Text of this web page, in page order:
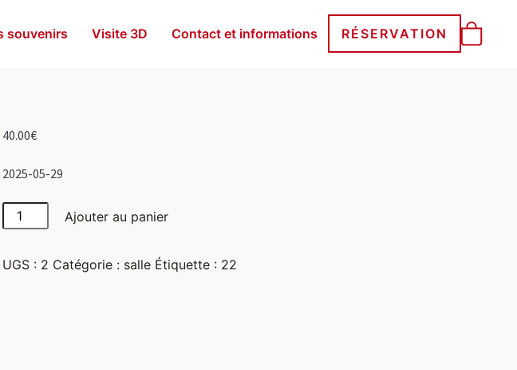
souvenirs Visite 3D Contact et informations RÉSERVATION
40.00€
2025-05-29
quantité
de
Ajouter au panier
UGS : 2 Catégorie : salle Étiquette : 22